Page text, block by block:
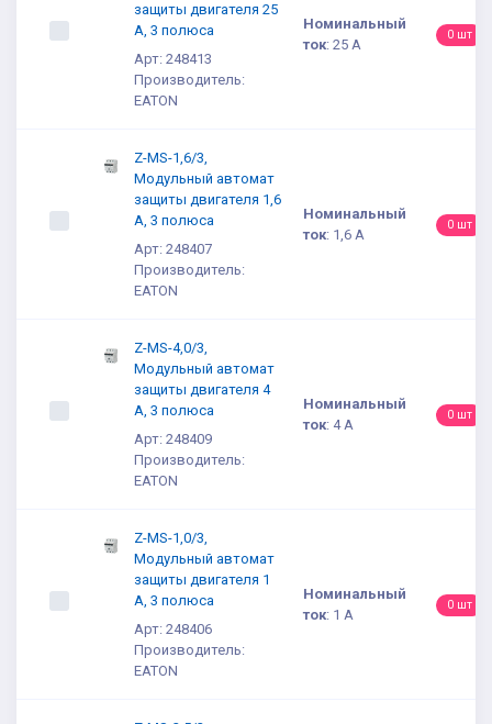
защиты двигателя 25
А, 3 полюса
Арт: 248413
Производитель:
EATON
Номинальный
ток: 25 А
0 шт
Z-MS-1,6/3,
Модульный автомат
защиты двигателя 1,6
А, 3 полюса
Арт: 248407
Производитель:
EATON
Номинальный
ток: 1,6 А
0 шт
Z-MS-4,0/3,
Модульный автомат
защиты двигателя 4
А, 3 полюса
Арт: 248409
Производитель:
EATON
Номинальный
ток: 4 А
0 шт
Z-MS-1,0/3,
Модульный автомат
защиты двигателя 1
А, 3 полюса
Арт: 248406
Производитель:
EATON
Номинальный
ток: 1 А
0 шт